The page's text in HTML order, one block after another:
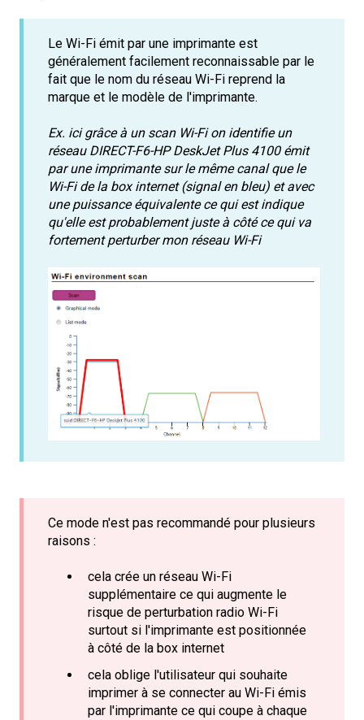
Le Wi-Fi émit par une imprimante est
généralement facilement reconnaissable par le
fait que le nom du réseau Wi-Fi reprend la
marque et le modèle de l'imprimante.
Ex. ici grâce à un scan Wi-Fi on identifie un
réseau DIRECT-F6-HP DeskJet Plus 4100 émit
par une imprimante sur le même canal que le
Wi-Fi de la box internet (signal en bleu) et avec
une puissance équivalente ce qui est indique
qu'elle est probablement juste à côté ce qui va
fortement perturber mon réseau Wi-Fi
Ce mode n'est pas recommandé pour plusieurs
raisons :
cela crée un réseau Wi-Fi
supplémentaire ce qui augmente le
risque de perturbation radio Wi-Fi
surtout si l'imprimante est positionnée
à côté de la box internet
cela oblige l'utilisateur qui souhaite
imprimer à se connecter au Wi-Fi émis
par l'imprimante ce qui coupe à chaque